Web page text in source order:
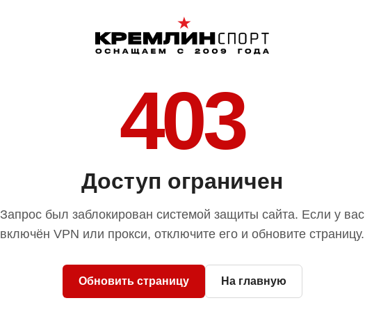
403
Доступ ограничен
Запрос был заблокирован системой защиты сайта. Если у вас
включён VPN или прокси, отключите его и обновите страницу.
Обновить страницу На главную